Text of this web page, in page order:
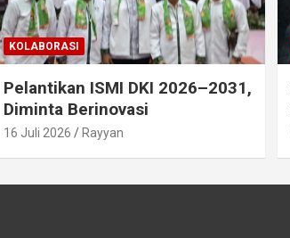
KOLABORASI
Pelantikan ISMI DKI 2026–2031,
Diminta Berinovasi
16 Juli 2026 Rayyan